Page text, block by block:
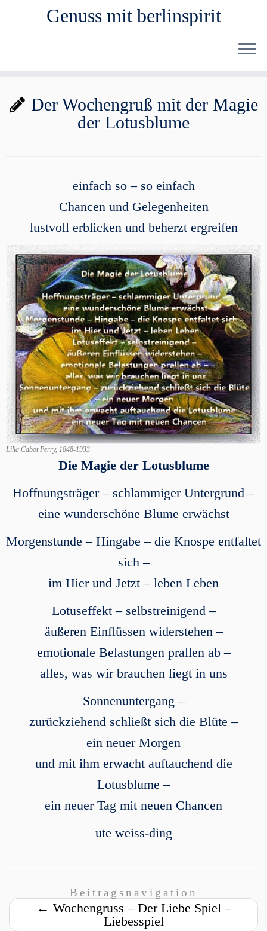
Inhalt
Genuss mit berlinspirit
Der Wochengruß mit der Magie
der Lotusblume
einfach so – so einfach
Chancen und Gelegenheiten
lustvoll erblicken und beherzt ergreifen
Lilla Cabot Perry, 1848-1933
Die Magie der Lotusblume
Hoffnungsträger – schlammiger Untergrund –
eine wunderschöne Blume erwächst
Morgenstunde – Hingabe – die Knospe entfaltet
sich –
im Hier und Jetzt – leben Leben
Lotuseffekt – selbstreinigend –
äußeren Einflüssen widerstehen –
emotionale Belastungen prallen ab –
alles, was wir brauchen liegt in uns
Sonnenuntergang –
zurückziehend schließt sich die Blüte –
ein neuer Morgen
und mit ihm erwacht auftauchend die
Lotusblume –
ein neuer Tag mit neuen Chancen
ute weiss-ding
Beitragsnavigation
← Wochengruss – Der Liebe Spiel –
Liebesspiel